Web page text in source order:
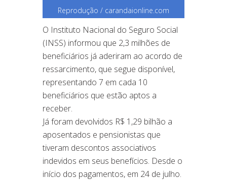
Reprodução / carandaionline.com
O Instituto Nacional do Seguro Social
(INSS) informou que 2,3 milhões de
beneficiários já aderiram ao acordo de
ressarcimento, que segue disponível,
representando 7 em cada 10
beneficiários que estão aptos a
receber.
Já foram devolvidos R$ 1,29 bilhão a
aposentados e pensionistas que
tiveram descontos associativos
indevidos em seus benefícios. Desde o
início dos pagamentos, em 24 de julho.